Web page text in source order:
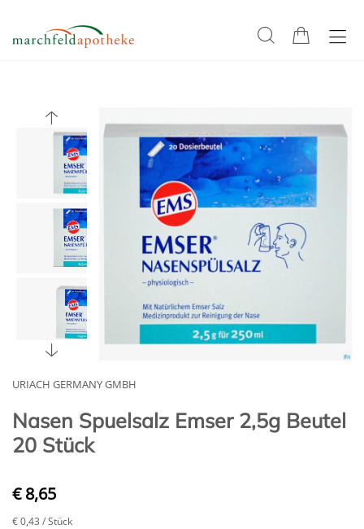
URIACH GERMANY GMBH
Nasen Spuelsalz Emser 2,5g Beutel
20 Stück
€ 8,65
€ 0,43 / Stück